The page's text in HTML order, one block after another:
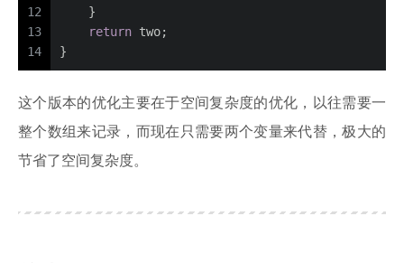
12
13
14
    }
return two;
}
这个版本的优化主要在于空间复杂度的优化，以往需要一
整个数组来记录，而现在只需要两个变量来代替，极大的
节省了空间复杂度。